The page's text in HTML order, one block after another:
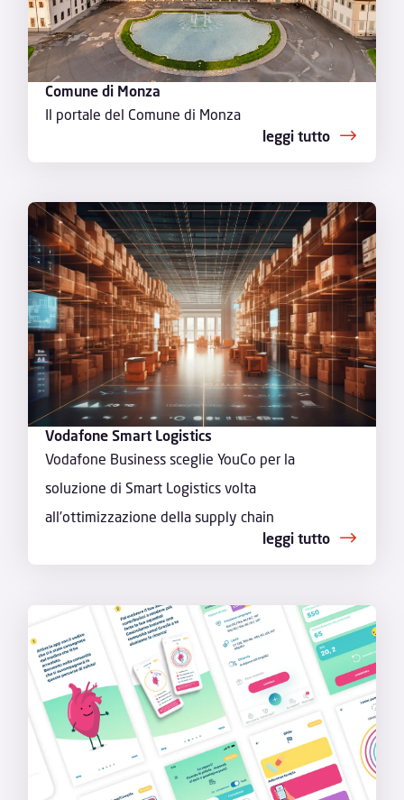
Comune di Monza
Il portale del Comune di Monza
leggi tutto
Vodafone Smart Logistics
Vodafone Business sceglie YouCo per la
soluzione di Smart Logistics volta
all’ottimizzazione della supply chain
leggi tutto